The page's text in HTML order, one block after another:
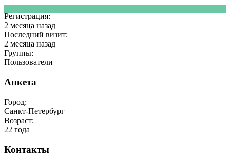
Регистрация:
2 месяца назад
Последний визит:
2 месяца назад
Группы:
Пользователи
Анкета
Город:
Санкт-Петербург
Возраст:
22 года
Контакты